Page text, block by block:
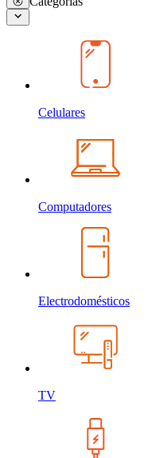
Celulares
Computadores
Electrodomésticos
TV